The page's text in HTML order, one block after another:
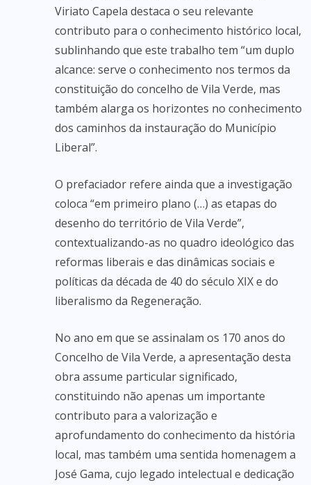
Viriato Capela destaca o seu relevante
contributo para o conhecimento histórico local,
sublinhando que este trabalho tem “um duplo
alcance: serve o conhecimento nos termos da
constituição do concelho de Vila Verde, mas
também alarga os horizontes no conhecimento
dos caminhos da instauração do Município
Liberal”.
O prefaciador refere ainda que a investigação
coloca “em primeiro plano (…) as etapas do
desenho do território de Vila Verde”,
contextualizando-as no quadro ideológico das
reformas liberais e das dinâmicas sociais e
políticas da década de 40 do século XIX e do
liberalismo da Regeneração.
No ano em que se assinalam os 170 anos do
Concelho de Vila Verde, a apresentação desta
obra assume particular significado,
constituindo não apenas um importante
contributo para a valorização e
aprofundamento do conhecimento da história
local, mas também uma sentida homenagem a
José Gama, cujo legado intelectual e dedicação